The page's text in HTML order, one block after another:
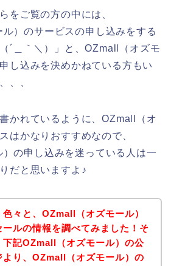
をご覧の方の中には、
ル）のサービスの申し込みをする
´＿｀＼）」と、OZmall（オズモ
し込みを決めかねている方もい
、、
かれているように、OZmall（オ
はかなりおすすめなので、
の申し込みを迷っている人は一
だと思いますよ♪
色々と、OZmall（オズモール）
ールの情報を調べてみました！そ
下記OZmall（オズモール）の公
より、OZmall（オズモール）の